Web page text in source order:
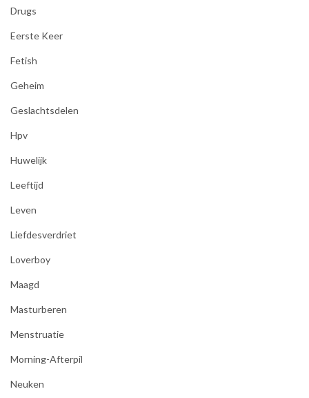
Drugs
Eerste Keer
Fetish
Geheim
Geslachtsdelen
Hpv
Huwelijk
Leeftijd
Leven
Liefdesverdriet
Loverboy
Maagd
Masturberen
Menstruatie
Morning-Afterpil
Neuken